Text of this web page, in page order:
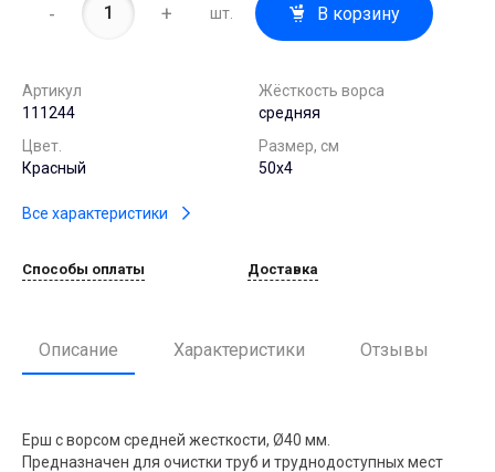
- + шт. В корзину
Артикул
111244
Жёсткость ворса
средняя
Цвет.
Красный
Размер, см
50х4
Все характеристики
Способы оплаты Доставка
Описание Характеристики Отзывы
Ерш с ворсом средней жесткости, Ø40 мм.
Предназначен для очистки труб и труднодоступных мест